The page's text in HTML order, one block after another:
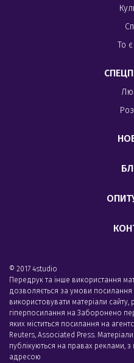
То є
© 2017 4studio
Передрук та інше використання
дозволяється за умови
використовувати матеріали
гіперпосилання на Заборонено
яких міститься посилання на
Reuters, Associated Press.
публікуються на правах реклами,
адресою